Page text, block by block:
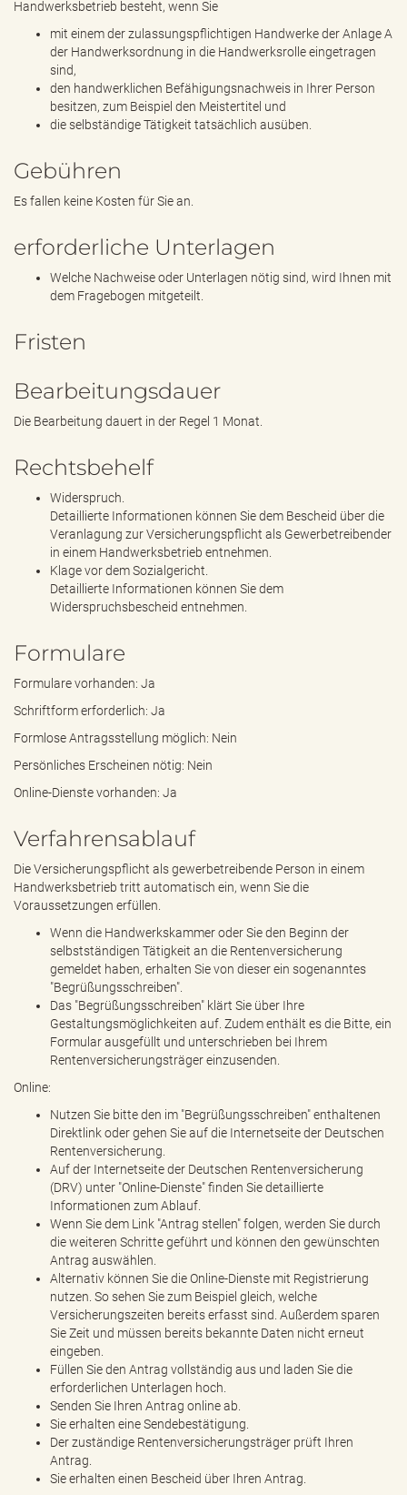
Handwerksbetrieb besteht, wenn Sie
mit einem der zulassungspflichtigen Handwerke der Anlage A
der Handwerksordnung in die Handwerksrolle eingetragen
sind,
den handwerklichen Befähigungsnachweis in Ihrer Person
besitzen, zum Beispiel den Meistertitel und
die selbständige Tätigkeit tatsächlich ausüben.
Gebühren
Es fallen keine Kosten für Sie an.
erforderliche Unterlagen
Welche Nachweise oder Unterlagen nötig sind, wird Ihnen mit
dem Fragebogen mitgeteilt.
Fristen
Bearbeitungsdauer
Die Bearbeitung dauert in der Regel 1 Monat.
Rechtsbehelf
Widerspruch.
Detaillierte Informationen können Sie dem Bescheid über die
Veranlagung zur Versicherungspflicht als Gewerbetreibender
in einem Handwerksbetrieb entnehmen.
Klage vor dem Sozialgericht.
Detaillierte Informationen können Sie dem
Widerspruchsbescheid entnehmen.
Formulare
Formulare vorhanden: Ja
Schriftform erforderlich: Ja
Formlose Antragsstellung möglich: Nein
Persönliches Erscheinen nötig: Nein
Online-Dienste vorhanden: Ja
Verfahrensablauf
Die Versicherungspflicht als gewerbetreibende Person in einem
Handwerksbetrieb tritt automatisch ein, wenn Sie die
Voraussetzungen erfüllen.
Wenn die Handwerkskammer oder Sie den Beginn der
selbstständigen Tätigkeit an die Rentenversicherung
gemeldet haben, erhalten Sie von dieser ein sogenanntes
"Begrüßungsschreiben".
Das "Begrüßungsschreiben" klärt Sie über Ihre
Gestaltungsmöglichkeiten auf. Zudem enthält es die Bitte, ein
Formular ausgefüllt und unterschrieben bei Ihrem
Rentenversicherungsträger einzusenden.
Online:
Nutzen Sie bitte den im "Begrüßungsschreiben" enthaltenen
Direktlink oder gehen Sie auf die Internetseite der Deutschen
Rentenversicherung.
Auf der Internetseite der Deutschen Rentenversicherung
(DRV) unter "Online-Dienste" finden Sie detaillierte
Informationen zum Ablauf.
Wenn Sie dem Link "Antrag stellen" folgen, werden Sie durch
die weiteren Schritte geführt und können den gewünschten
Antrag auswählen.
Alternativ können Sie die Online-Dienste mit Registrierung
nutzen. So sehen Sie zum Beispiel gleich, welche
Versicherungszeiten bereits erfasst sind. Außerdem sparen
Sie Zeit und müssen bereits bekannte Daten nicht erneut
eingeben.
Füllen Sie den Antrag vollständig aus und laden Sie die
erforderlichen Unterlagen hoch.
Senden Sie Ihren Antrag online ab.
Sie erhalten eine Sendebestätigung.
Der zuständige Rentenversicherungsträger prüft Ihren
Antrag.
Sie erhalten einen Bescheid über Ihren Antrag.